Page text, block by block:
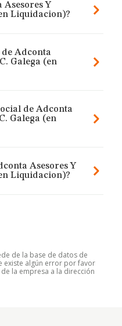
Asesores Y
Liquidacion)?
Adconta
Galega (en
de Adconta
Galega (en
Asesores Y
Liquidacion)?
de la base de datos de
existe algún error por favor
la empresa a la dirección